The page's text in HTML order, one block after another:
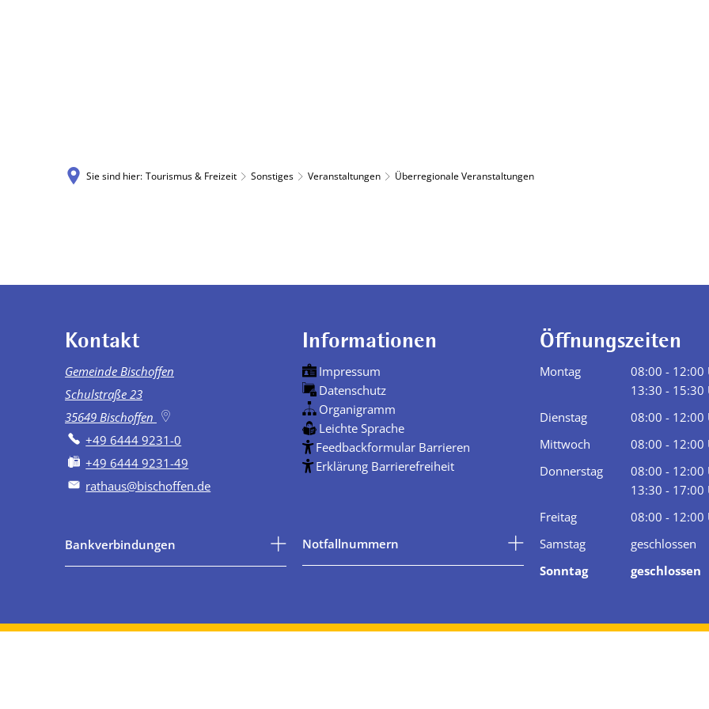
Sie sind hier: Tourismus & Freizeit Sonstiges Veranstaltungen Überregionale Veranstaltungen
Veranstaltungen
Kontakt
Gemeinde Bischoffen
Schulstraße 23
35649 Bischoffen
+49 6444 9231-0
+49 6444 9231-49
rathaus@bischoffen.de
Bankverbindungen
Informationen
Impressum
Datenschutz
Organigramm
Leichte Sprache
Feedbackformular Barrieren
Erklärung Barrierefreiheit
Notfallnummern
Öffnungszeiten
Montag 08:00 - 12:00
Von 08:00 bis
13:30 - 15:30
Von 13:30
Dienstag 08:00 - 12:00
Von 08:00
Mittwoch 08:00 - 12:00
Von 08:00
Donnerstag 08:00 - 12:00
Von 08:00 bis
13:30 - 17:00
Von 13:30
Freitag 08:00 - 12:00
Von 08:00
Samstag
geschlossen
Sonntag
geschlossen